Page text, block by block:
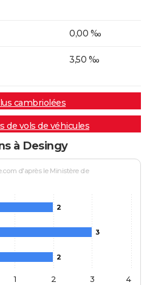
0,00 ‰
3,50 ‰
cambriolées
de vols de véhicules
à Desingy
d'après le Ministère de
2
3
2
1 2 3 4